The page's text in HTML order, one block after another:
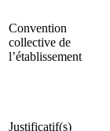
Convention
collective de
l’établissement
Justificatif(s)